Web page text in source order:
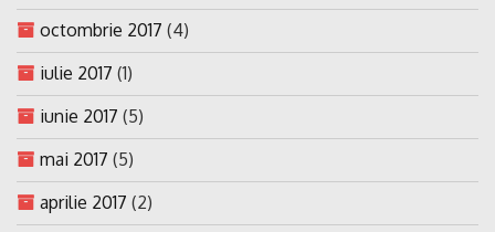
octombrie 2017 (4)
iulie 2017 (1)
iunie 2017 (5)
mai 2017 (5)
aprilie 2017 (2)